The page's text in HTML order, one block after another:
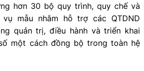
hơn 30 bộ quy trình, quy chế và
vụ mẫu nhằm hỗ trợ các QTDND
quản trị, điều hành và triển khai
một cách đồng bộ trong toàn hệ